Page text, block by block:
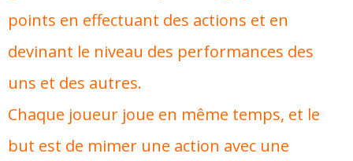
points en effectuant des actions et en
devinant le niveau des performances des
uns et des autres.
Chaque joueur joue en même temps, et le
but est de mimer une action avec une